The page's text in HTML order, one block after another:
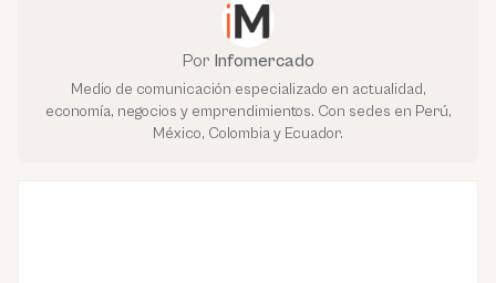
Por Infomercado
Medio de comunicación especializado en actualidad,
economía, negocios y emprendimientos. Con sedes en Perú,
México, Colombia y Ecuador.